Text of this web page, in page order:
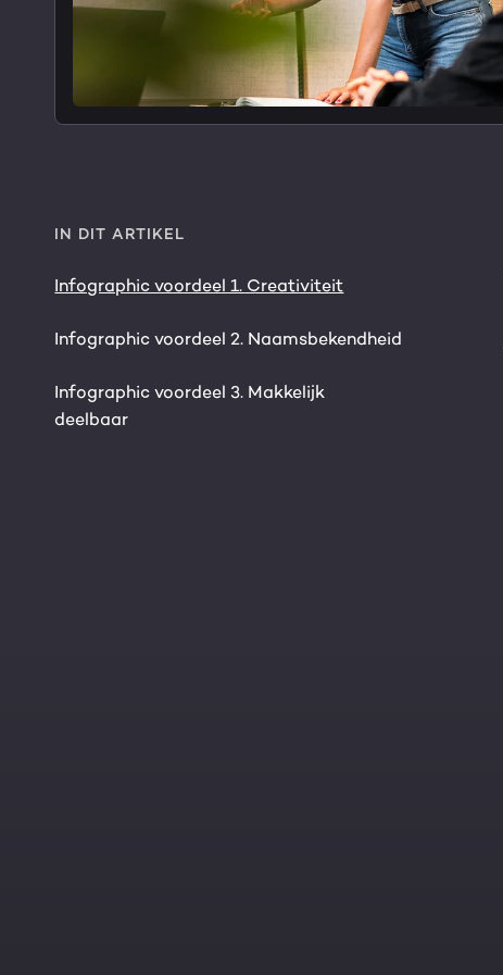
IN DIT ARTIKEL
Infographic voordeel 1. Creativiteit
Infographic voordeel 2. Naamsbekendheid
Infographic voordeel 3. Makkelijk
deelbaar